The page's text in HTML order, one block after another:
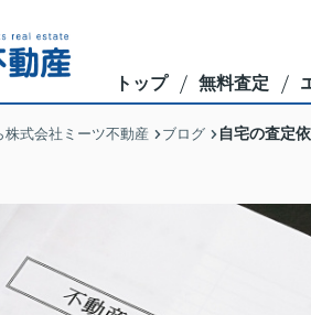
トップ 無料査定
式会社ミーツ不動産 ブログ 自宅の査定